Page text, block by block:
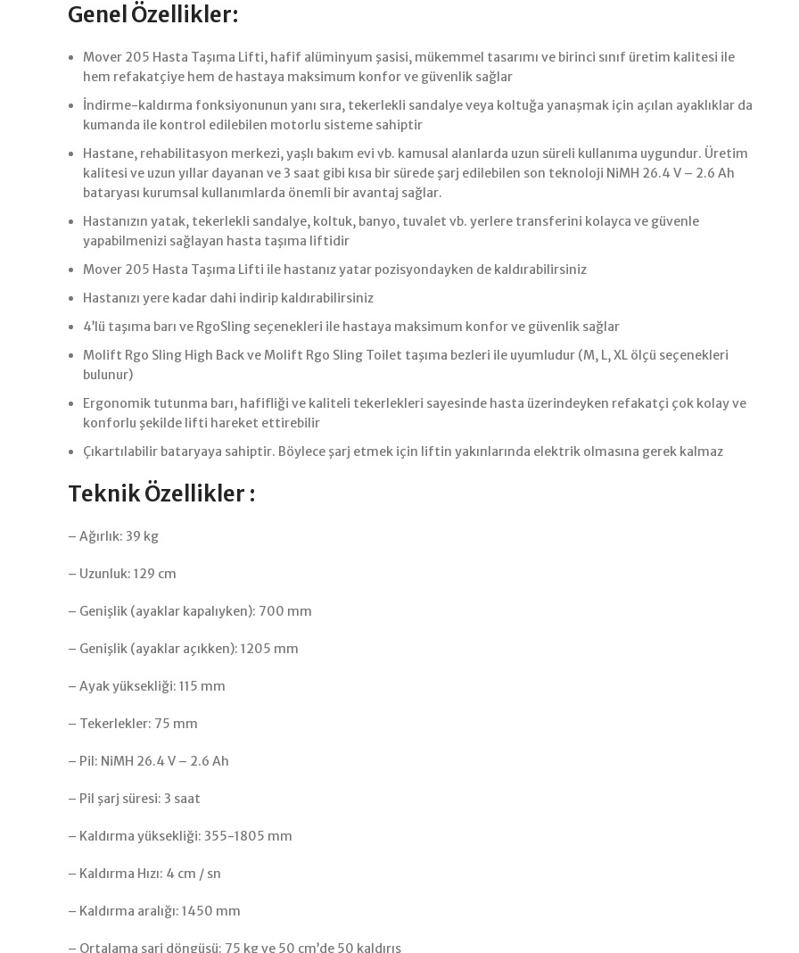
Genel Özellikler:
Mover 205 Hasta Taşıma Lifti, hafif alüminyum şasisi, mükemmel tasarımı ve birinci sınıf üretim kalitesi ile
hem refakatçiye hem de hastaya maksimum konfor ve güvenlik sağlar
İndirme-kaldırma fonksiyonunun yanı sıra, tekerlekli sandalye veya koltuğa yanaşmak için açılan ayaklıklar da
kumanda ile kontrol edilebilen motorlu sisteme sahiptir
Hastane, rehabilitasyon merkezi, yaşlı bakım evi vb. kamusal alanlarda uzun süreli kullanıma uygundur. Üretim
kalitesi ve uzun yıllar dayanan ve 3 saat gibi kısa bir sürede şarj edilebilen son teknoloji NiMH 26.4 V – 2.6 Ah
bataryası kurumsal kullanımlarda önemli bir avantaj sağlar.
Hastanızın yatak, tekerlekli sandalye, koltuk, banyo, tuvalet vb. yerlere transferini kolayca ve güvenle
yapabilmenizi sağlayan hasta taşıma liftidir
Mover 205 Hasta Taşıma Lifti ile hastanız yatar pozisyondayken de kaldırabilirsiniz
Hastanızı yere kadar dahi indirip kaldırabilirsiniz
4’lü taşıma barı ve RgoSling seçenekleri ile hastaya maksimum konfor ve güvenlik sağlar
Molift Rgo Sling High Back ve Molift Rgo Sling Toilet taşıma bezleri ile uyumludur (M, L, XL ölçü seçenekleri
bulunur)
Ergonomik tutunma barı, hafifliği ve kaliteli tekerlekleri sayesinde hasta üzerindeyken refakatçi çok kolay ve
konforlu şekilde lifti hareket ettirebilir
Çıkartılabilir bataryaya sahiptir. Böylece şarj etmek için liftin yakınlarında elektrik olmasına gerek kalmaz
Teknik Özellikler :
– Ağırlık: 39 kg
– Uzunluk: 129 cm
– Genişlik (ayaklar kapalıyken): 700 mm
– Genişlik (ayaklar açıkken): 1205 mm
– Ayak yüksekliği: 115 mm
– Tekerlekler: 75 mm
– Pil: NiMH 26.4 V – 2.6 Ah
– Pil şarj süresi: 3 saat
– Kaldırma yüksekliği: 355-1805 mm
– Kaldırma Hızı: 4 cm / sn
– Kaldırma aralığı: 1450 mm
– Ortalama şarj döngüsü: 75 kg ve 50 cm’de 50 kaldırış